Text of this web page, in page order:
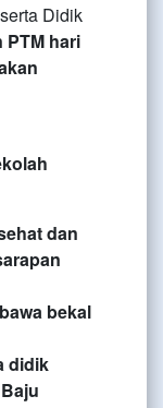
Didik
PTM hari
dan
bekal
didik